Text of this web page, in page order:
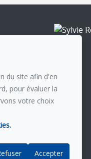
du site afin d'en
pour évaluer la
votre choix
Accepter